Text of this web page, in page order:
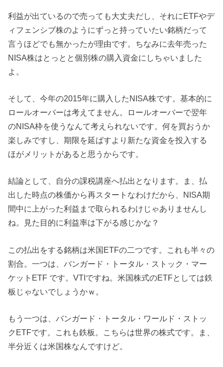
利益が出ているので売っても大丈夫だし、それにETFやデ
ィフェンシブ株のようにずっと持っていたい銘柄だって
言うほどでも無かったが理由です。ちなみに去年売った
NISA株はとっとと個別株の購入資金にしちゃいました
よ。
そして、今年の2015年に購入したNISA株です。基本的に
ロールオーバーは考えてません。ロールオーバーで翌年
のNISA枠を使うなんて考えられないです。何を買おうか
楽しみですし、期限を延ばすより新たな資金を投入する
ほがメリットがあると思うからです。
結論として、自分の課税講座へ払出となります。ま、払
出した時点の株価から再スタートなわけだから、NISA期
間中に上がった利益まで取られるわけじゃありませんし
ね。見た目的に利益率は下がる感じかな？
この払出をする銘柄は米国ETFの二つです。これも半々の
割合。一つは、バンガード・トータル・ストック・マー
ケットETF です。VTIですね。米国株式のETFとしては鉄
板じゃないでしょうかｗ。
もう一つは、バンガード・トータル・ワールド・ストッ
クETFです。これも鉄板。こちらは世界の株式です。ま、
半分近くは米国株なんですけど。